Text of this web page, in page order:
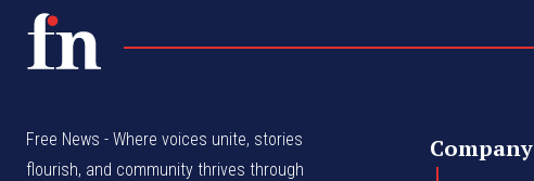
Free News - Where voices unite, stories
flourish, and community thrives through
Company